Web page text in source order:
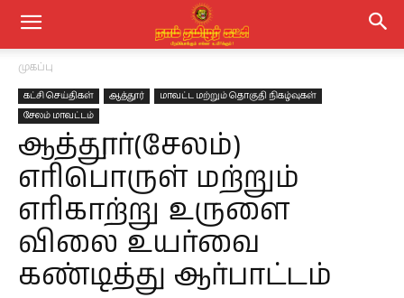
முகப்பு
கட்சி செய்திகள் ஆத்தூர்
மாவட்ட மற்றும் தொகுதி நிகழ்வுகள்
சேலம் மாவட்டம்
ஆத்தூர்(சேலம்)
எரிபொருள் மற்றும்
எரிகாற்று உருளை
விலை உயர்வை
கண்டித்து ஆர்பாட்டம்